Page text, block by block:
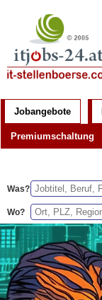
Jobangebote
Premiumschaltung
Was?
Wo?